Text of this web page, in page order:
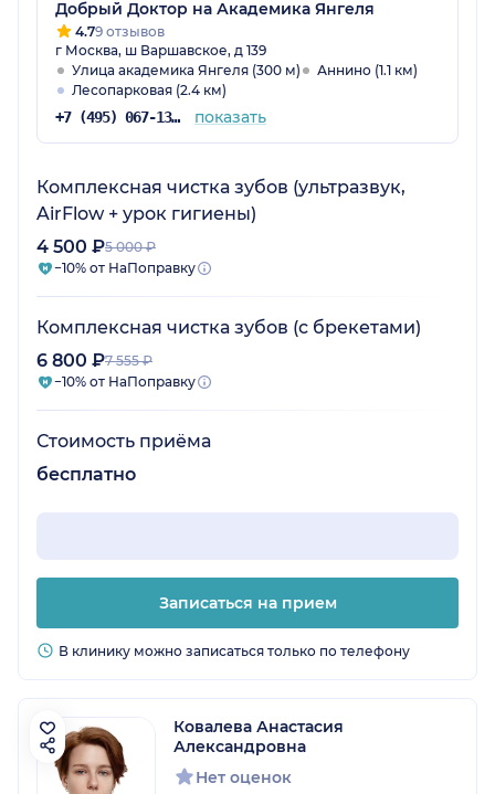
Добрый Доктор на Академика Янгеля
4.79 отзывов
г Москва, ш Варшавское, д 139
Улица академика Янгеля (300 м)
Аннино (1.1 км)
Лесопарковая (2.4 км)
+7 (495) 067-13-57 показать
Комплексная чистка зубов (ультразвук,
AirFlow + урок гигиены)
4 500 ₽5 000 ₽
−10% от НаПоправку
Комплексная чистка зубов (с брекетами)
6 800 ₽7 555 ₽
−10% от НаПоправку
Стоимость приёма
бесплатно
Записаться на прием
В клинику можно записаться только по телефону
Ковалева Анастасия
Александровна
Нет оценок